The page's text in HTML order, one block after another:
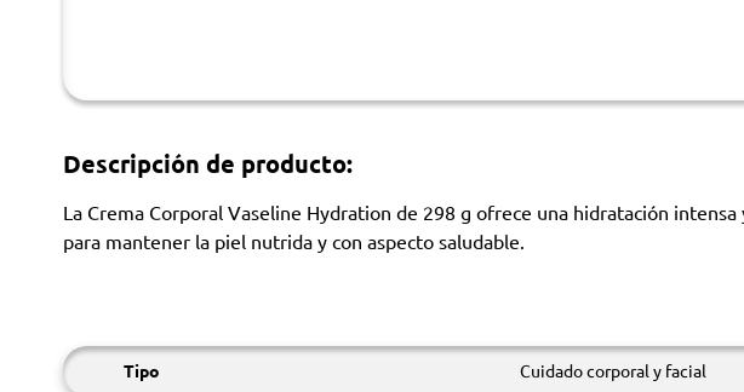
Descripción de producto:
La Crema Corporal Vaseline Hydration de 298 g ofrece una hidratación
para mantener la piel nutrida y con aspecto saludable.
Tipo Cuidado corporal y facial